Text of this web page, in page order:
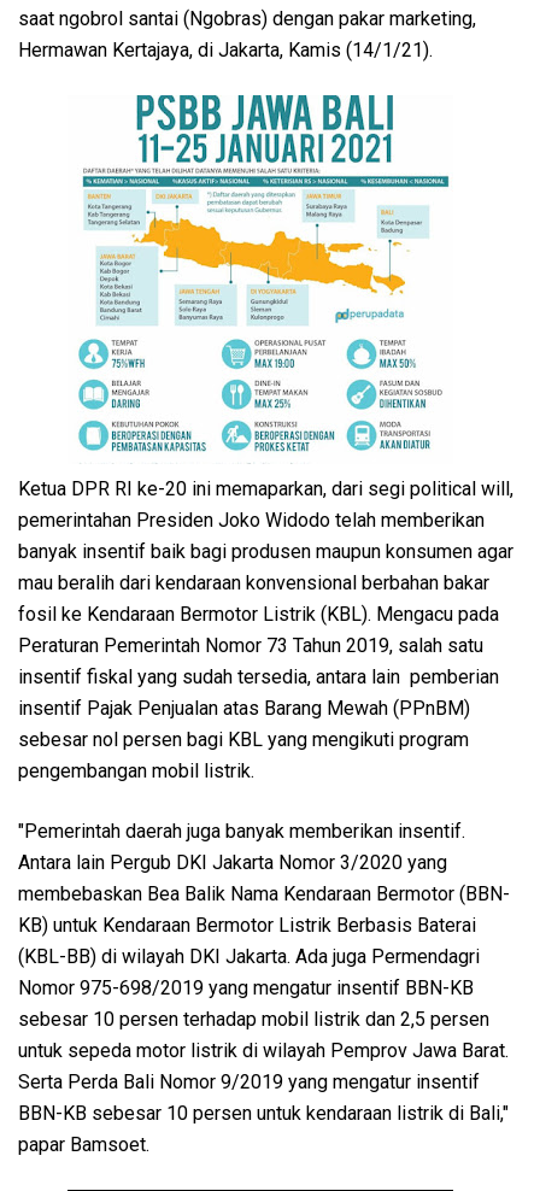
saat ngobrol santai (Ngobras) dengan pakar marketing,
Hermawan Kertajaya, di Jakarta, Kamis (14/1/21).
Ketua DPR RI ke-20 ini memaparkan, dari segi political will,
pemerintahan Presiden Joko Widodo telah memberikan
banyak insentif baik bagi produsen maupun konsumen agar
mau beralih dari kendaraan konvensional berbahan bakar
fosil ke Kendaraan Bermotor Listrik (KBL). Mengacu pada
Peraturan Pemerintah Nomor 73 Tahun 2019, salah satu
insentif fiskal yang sudah tersedia, antara lain pemberian
insentif Pajak Penjualan atas Barang Mewah (PPnBM)
sebesar nol persen bagi KBL yang mengikuti program
pengembangan mobil listrik.
"Pemerintah daerah juga banyak memberikan insentif.
Antara lain Pergub DKI Jakarta Nomor 3/2020 yang
membebaskan Bea Balik Nama Kendaraan Bermotor (BBN-
KB) untuk Kendaraan Bermotor Listrik Berbasis Baterai
(KBL-BB) di wilayah DKI Jakarta. Ada juga Permendagri
Nomor 975-698/2019 yang mengatur insentif BBN-KB
sebesar 10 persen terhadap mobil listrik dan 2,5 persen
untuk sepeda motor listrik di wilayah Pemprov Jawa Barat.
Serta Perda Bali Nomor 9/2019 yang mengatur insentif
BBN-KB sebesar 10 persen untuk kendaraan listrik di Bali,"
papar Bamsoet.